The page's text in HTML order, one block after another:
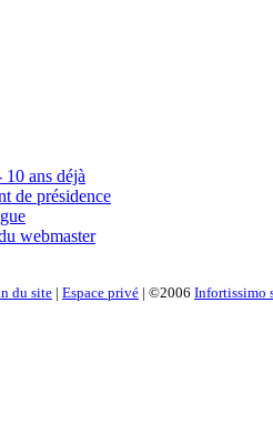
10 ans déjà
de présidence
webmaster
du site | Espace privé | ©2006 Infortissimo